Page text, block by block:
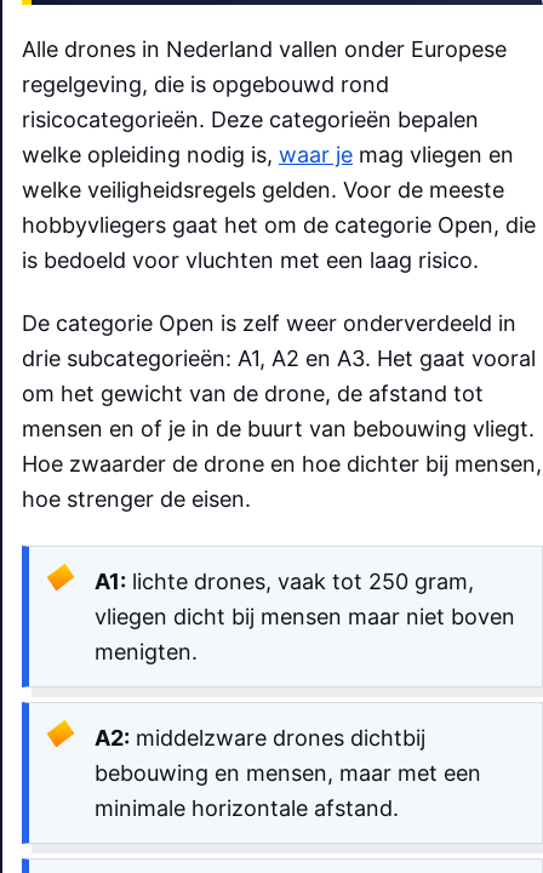
Alle drones in Nederland vallen onder Europese
regelgeving, die is opgebouwd rond
risicocategorieën. Deze categorieën bepalen
welke opleiding nodig is, waar je mag vliegen en
welke veiligheidsregels gelden. Voor de meeste
hobbyvliegers gaat het om de categorie Open, die
is bedoeld voor vluchten met een laag risico.
De categorie Open is zelf weer onderverdeeld in
drie subcategorieën: A1, A2 en A3. Het gaat vooral
om het gewicht van de drone, de afstand tot
mensen en of je in de buurt van bebouwing vliegt.
Hoe zwaarder de drone en hoe dichter bij mensen,
hoe strenger de eisen.
A1: lichte drones, vaak tot 250 gram,
vliegen dicht bij mensen maar niet boven
menigten.
A2: middelzware drones dichtbij
bebouwing en mensen, maar met een
minimale horizontale afstand.